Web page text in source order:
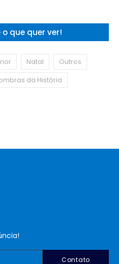
que quer ver!
Natal
Outros
da História
Contato